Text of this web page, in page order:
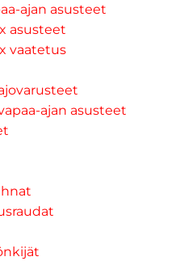
ajan asusteet
asusteet
vaatetus
ajan asusteet